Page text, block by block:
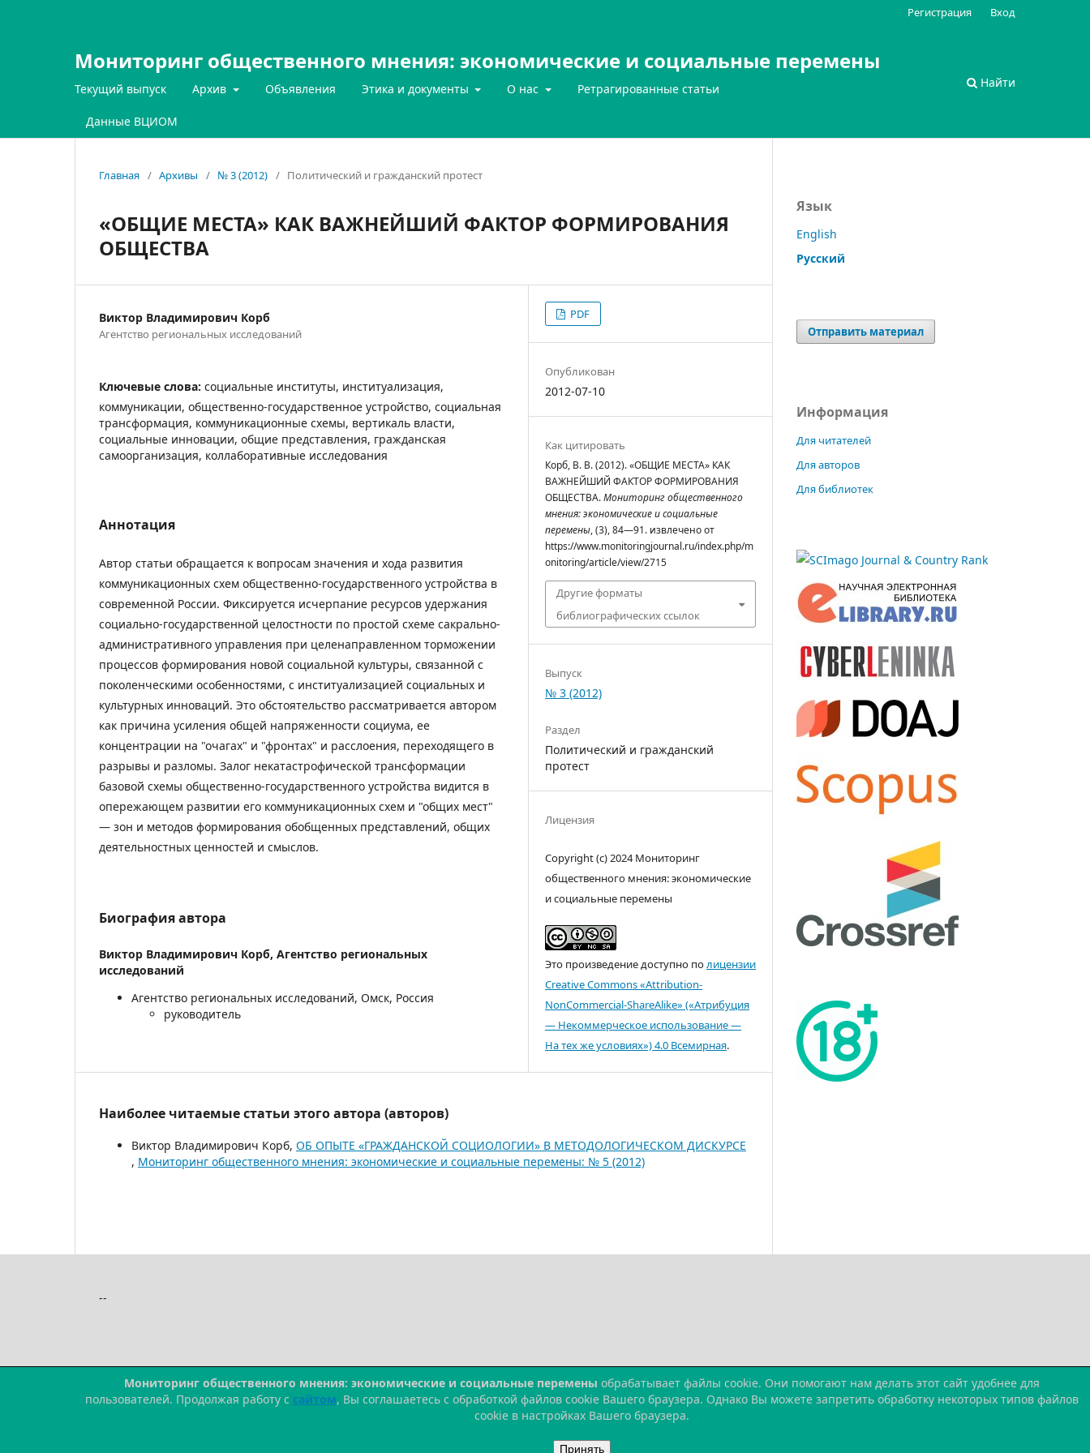
Мониторинг общественного мнения: экономические и социальные перемены
Текущий выпуск Архив Объявления Этика и документы О нас Ретрагированные статьи
Данные ВЦИОМ
Найти
Регистрация Вход
Главная / Архивы / № 3 (2012) / Политический и гражданский протест
«ОБЩИЕ МЕСТА» КАК ВАЖНЕЙШИЙ ФАКТОР ФОРМИРОВАНИЯ
ОБЩЕСТВА
Виктор Владимирович Корб
Агентство региональных исследований
Ключевые слова: социальные институты, институализация,
коммуникации, общественно-государственное устройство, социальная
трансформация, коммуникационные схемы, вертикаль власти,
социальные инновации, общие представления, гражданская
самоорганизация, коллаборативные исследования
Аннотация
Автор статьи обращается к вопросам значения и хода развития
коммуникационных схем общественно-государственного устройства в
современной России. Фиксируется исчерпание ресурсов удержания
социально-государственной целостности по простой схеме сакрально-
административного управления при целенаправленном торможении
процессов формирования новой социальной культуры, связанной с
поколенческими особенностями, с институализацией социальных и
культурных инноваций. Это обстоятельство рассматривается автором
как причина усиления общей напряженности социума, ее
концентрации на "очагах" и "фронтах" и расслоения, переходящего в
разрывы и разломы. Залог некатастрофической трансформации
базовой схемы общественно-государственного устройства видится в
опережающем развитии его коммуникационных схем и "общих мест"
— зон и методов формирования обобщенных представлений, общих
деятельностных ценностей и смыслов.
Биография автора
Виктор Владимирович Корб, Агентство региональных
исследований
Агентство региональных исследований, Омск, Россия
руководитель
PDF
Опубликован
2012-07-10
Как цитировать
Корб, В. В. (2012). «ОБЩИЕ МЕСТА» КАК
ВАЖНЕЙШИЙ ФАКТОР ФОРМИРОВАНИЯ
ОБЩЕСТВА.Мониторинг общественного
мнения: экономические и социальные
перемены, (3), 84—91. извлечено от
https://www.monitoringjournal.ru/index.php/m
onitoring/article/view/2715
Другие форматы
библиографических ссылок
Выпуск
№ 3 (2012)
Раздел
Политический и гражданский
протест
Лицензия
Copyright (c) 2024 Мониторинг
общественного мнения: экономические
и социальные перемены
Это произведение доступно полицензии
Creative Commons «Attribution-
NonCommercial-ShareAlike» («Атрибуция
— Некоммерческое использование —
На тех же условиях») 4.0 Всемирная.
Наиболее читаемые статьи этого автора (авторов)
Виктор Владимирович Корб, ОБ ОПЫТЕ «ГРАЖДАНСКОЙ СОЦИОЛОГИИ» В МЕТОДОЛОГИЧЕСКОМ ДИСКУРСЕ
, Мониторинг общественного мнения: экономические и социальные перемены: № 5 (2012)
Язык
English
Русский
Отправить материал
Информация
Для читателей
Для авторов
Для библиотек
--
Мониторинг общественного мнения: экономические и социальные перемены обрабатывает файлы cookie. Они помогают нам делать этот сайт удобнее для
пользователей. Продолжая работу с сайтом, Вы соглашаетесь с обработкой файлов cookie Вашего браузера. Однако Вы можете запретить обработку некоторых типов файлов
cookie в настройках Вашего браузера.
Принять